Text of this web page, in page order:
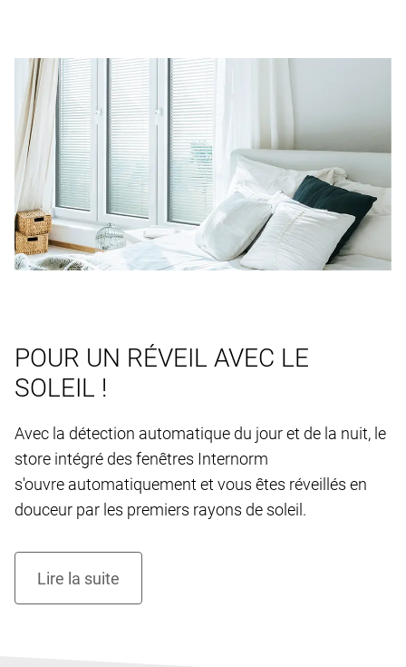
POUR UN RÉVEIL AVEC LE
SOLEIL !
Avec la détection automatique du jour et de la nuit, le
store intégré des fenêtres Internorm
s'ouvre automatiquement et vous êtes réveillés en
douceur par les premiers rayons de soleil.